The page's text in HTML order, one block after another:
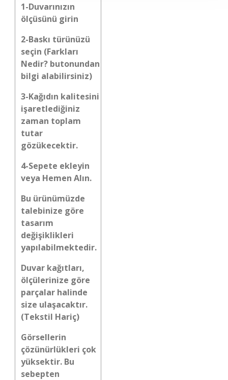
1-Duvarınızın
ölçüsünü girin
2-Baskı türünüzü
seçin (Farkları
Nedir? butonundan
bilgi alabilirsiniz)
3-Kağıdın kalitesini
işaretlediğiniz
zaman toplam
tutar
gözükecektir.
4-Sepete ekleyin
veya Hemen Alın.
Bu ürünümüzde
talebinize göre
tasarım
değişiklikleri
yapılabilmektedir.
Duvar kağıtları,
ölçülerinize göre
parçalar halinde
size ulaşacaktır.
(Tekstil Hariç)
Görsellerin
çözünürlükleri çok
yüksektir. Bu
sebepten